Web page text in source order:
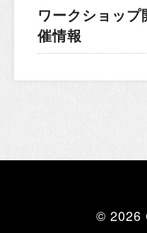
ワークショップ
催情報
© 2026